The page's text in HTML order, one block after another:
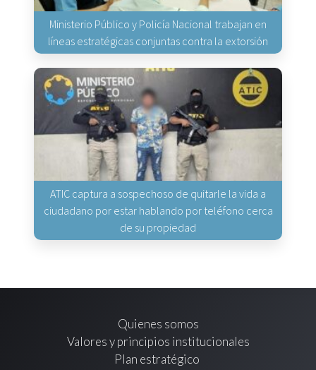
Ministerio Público y Policía Nacional trabajan en
líneas estratégicas conjuntas contra la extorsión
ATIC captura a sospechoso de quitarle la vida a
ciudadano por estar hablando por teléfono cerca
de su propiedad
Quienes somos
Valores y principios institucionales
Plan estratégico